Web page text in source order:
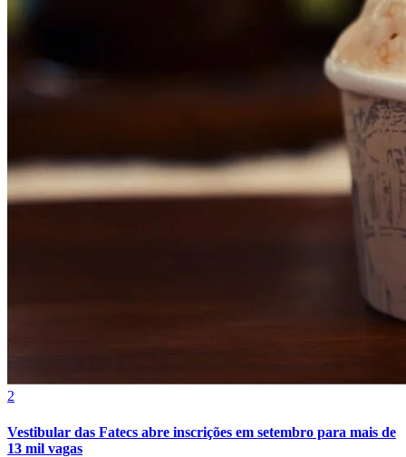
Cruzeiro
2
Vestibular das Fatecs abre inscrições em setembro para mais de
13 mil vagas